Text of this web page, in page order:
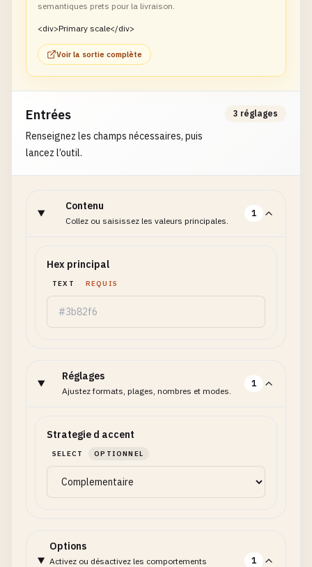
semantiques prets pour la livraison.
<div>Primary scale</div>
Voir la sortie complète
Entrées
Renseignez les champs nécessaires, puis
lancez l’outil.
3 réglages
Contenu
Collez ou saisissez les valeurs principales.
1
Hex principal
TEXT REQUIS
Réglages
Ajustez formats, plages, nombres et modes.
1
Strategie d accent
SELECT OPTIONNEL
Options
Activez ou désactivez les comportements
1